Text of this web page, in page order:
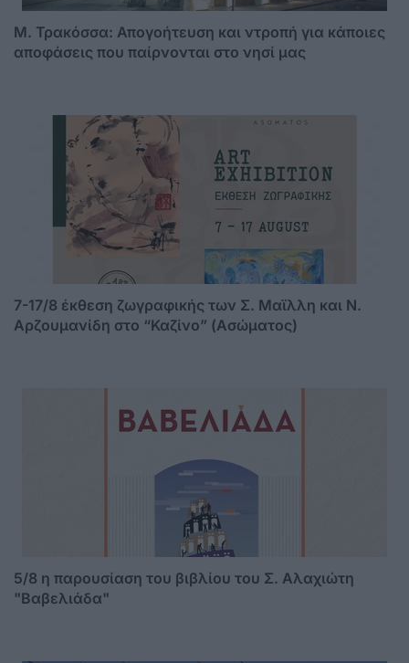
Μ. Τρακόσσα: Απογοήτευση και ντροπή για κάποιες
αποφάσεις που παίρνονται στο νησί μας
7-17/8 έκθεση ζωγραφικής των Σ. Μαϊλλη και Ν.
Αρζουμανίδη στο “Καζίνο” (Ασώματος)
5/8 η παρουσίαση του βιβλίου του Σ. Αλαχιώτη
"Βαβελιάδα"